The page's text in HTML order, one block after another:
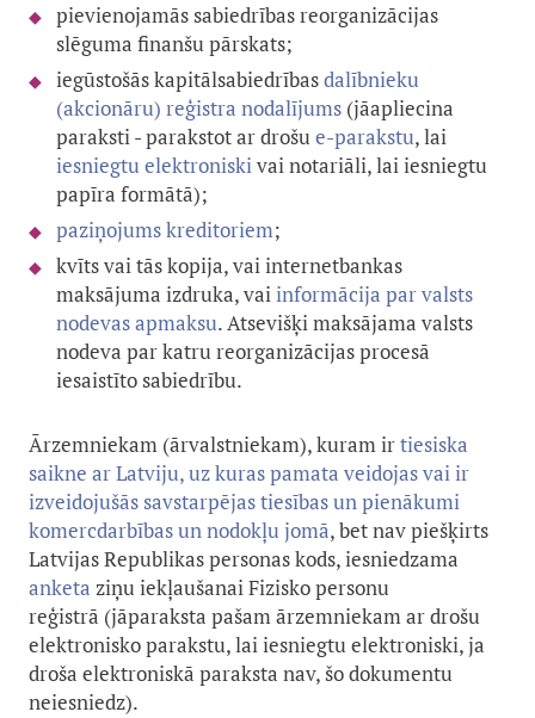
pievienojamās sabiedrības reorganizācijas
slēguma finanšu pārskats;
iegūstošās kapitālsabiedrībasdalībnieku
(akcionāru) reģistra nodalījums (jāapliecina
paraksti - parakstot ar drošue-parakstu, lai
iesniegtu elektroniskivai notariāli, lai iesniegtu
papīra formātā);
paziņojums kreditoriem;
kvīts vai tās kopija, vai internetbankas
maksājuma izdruka, vaiinformācija par valsts
nodevas apmaksu. Atsevišķi maksājama valsts
nodeva par katru reorganizācijas procesā
iesaistīto sabiedrību.
Ārzemniekam (ārvalstniekam), kuram irtiesiska
saikne ar Latviju, uz kuras pamata veidojas vai ir
izveidojušās savstarpējas tiesības un pienākumi
komercdarbības un nodokļu jomā, bet nav piešķirts
Latvijas Republikas personas kods, iesniedzama
anketa ziņu iekļaušanai Fizisko personu
reģistrā (jāparaksta pašam ārzemniekam ar drošu
elektronisko parakstu, lai iesniegtu elektroniski, ja
droša elektroniskā paraksta nav, šo dokumentu
neiesniedz).